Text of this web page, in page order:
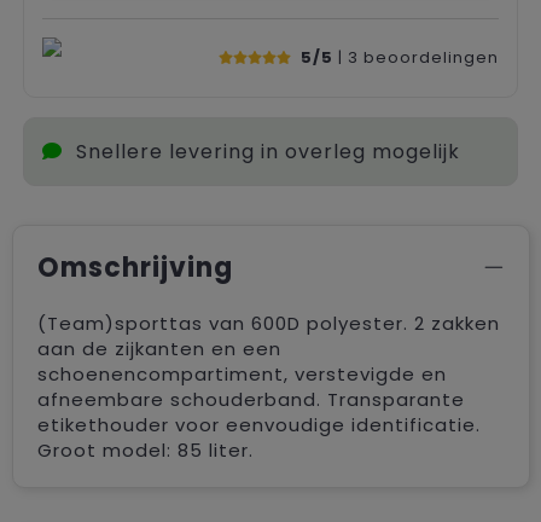
5/5 | 3 beoordelingen
Snellere levering in overleg mogelijk
Omschrijving
(Team)sporttas van 600D polyester. 2 zakken
aan de zijkanten en een
schoenencompartiment, verstevigde en
afneembare schouderband. Transparante
etikethouder voor eenvoudige identificatie.
Groot model: 85 liter.